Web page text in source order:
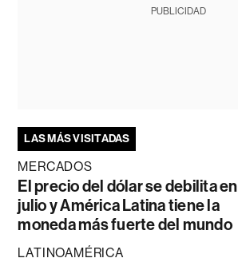
PUBLICIDAD
LAS MÁS VISITADAS
MERCADOS
El precio del dólar se debilita en
julio y América Latina tiene la
moneda más fuerte del mundo
LATINOAMÉRICA